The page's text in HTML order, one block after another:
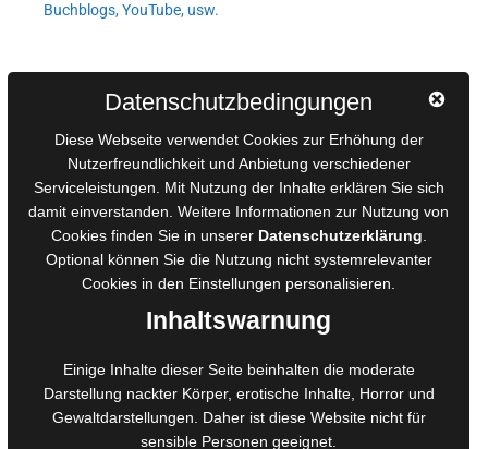
Buchblogs, YouTube, usw.
AGB für Medienprojekte
Online-Artikel
Manuskripte einreichen
Ausschreibungen
Belegexemplare
Eigenbedarfsexemplare
Foto- und Bildbearbeitung
Fotorestauration
Datenschutzbedingungen
Diese Webseite verwendet Cookies zur Erhöhung der
Nutzerfreundlichkeit und Anbietung verschiedener
Serviceleistungen. Mit Nutzung der Inhalte erklären Sie sich
damit einverstanden. Weitere Informationen zur Nutzung von
Cookies finden Sie in unserer Datenschutzerklärung
Optional können Sie die Nutzung nicht systemrelevanter
Cookies in den Einstellungen personalisieren.
Inhaltswarnung
Einige Inhalte dieser Seite beinhalten die moderate
Darstellung nackter Körper, erotische Inhalte, Horror und
Gewaltdarstellungen. Daher ist diese Website nicht für
sensible Personen geeignet.